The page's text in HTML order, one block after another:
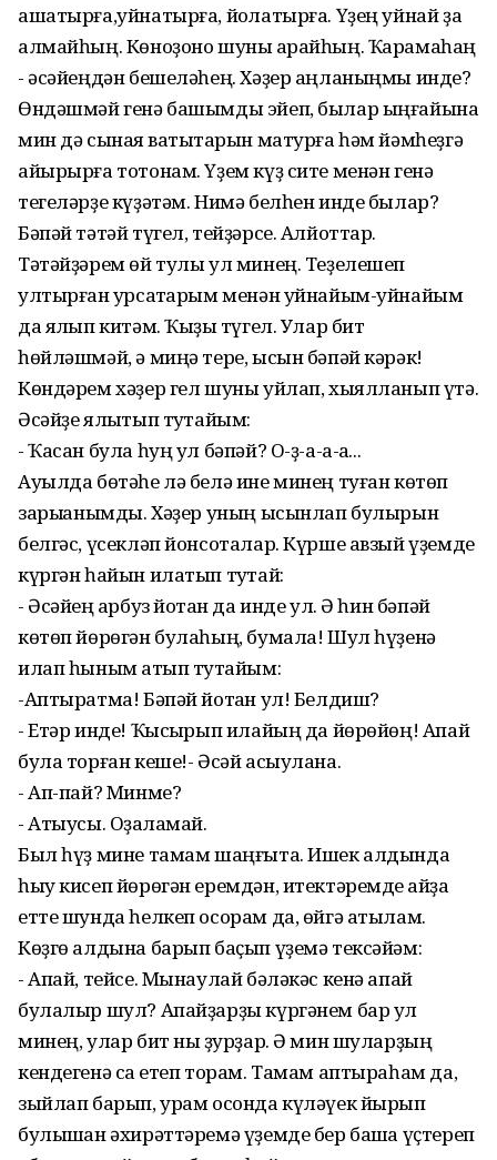
ашатырға,уйнатырға, йоҡлатырға. Үҙең уйнай ҙа
алмайһың. Көноҙоно шуны ҡарайһың. Ҡарамаһаң
- әсәйеңдән бешеләһең. Хәҙер аңланыңмы инде?
Өндәшмәй генә башымды эйеп, былар ыңғайына
мин дә сынаяҡ ватыҡтарын матурға һәм йәмһеҙгә
айырырға тотонам. Үҙем күҙ сите менән генә
тегеләрҙе күҙәтәм. Нимә белһен инде былар?
Бәпәй тәтәй түгел, тейҙәрсе. Алйоттар.
Тәтәйҙәрем өй тулы ул минең. Теҙелешеп
ултырған ҡурсаҡтарым менән уйнайым-уйнайым
да ялҡып китәм. Ҡыҙыҡ түгел. Улар бит
һөйләшмәй, ә миңә тере, ысын бәпәй кәрәк!
Көндәрем хәҙер гел шуны уйлап, хыялланып үтә.
Әсәйҙе ялҡытып туҡтайым:
- Ҡасан була һуң ул бәпәй? О-ҙ-а-а-аҡ...
Ауылда бөтәһе лә белә ине минең туған көтөп
зарыҡҡанымды. Хәҙер уның ысынлап булырын
белгәс, үсекләп йонсоталар. Күрше авзый үҙемде
күргән һайын илатып туҡтай:
- Әсәйең ҡарбуз йотҡан да инде ул. Ә һин бәпәй
көтөп йөрөгән булаһың, бумала! Шул һүҙенә
илап һыным ҡатып туҡтайым:
-Аптыратма! Бәпәй йотҡан ул! Белдиш?
- Етәр инде! Ҡысҡырып илайың да йөрөйөң! Апай
була торған кеше!- Әсәй асыулана.
- Ап-пай? Минме?
- Атыусы. Оҙаҡламай.
Был һүҙ мине тамам шаңғыта. Ишек алдында
һыу кисеп йөрөгән еремдән, итектәремде ҡайҙа
етте шунда һелкеп осорам да, өйгә атылам.
Көҙгө алдына барып баҫып үҙемә тексәйәм:
- Апай, тейсе. Мынаулай бәләкәс кенә апай
булалыр шул? Апайҙарҙы күргәнем бар ул
минең, улар бит ныҡ ҙурҙар. Ә мин шуларҙың
кендегенә саҡ етеп торам. Тамам аптыраһам да,
зыйлап барып, урам осонда күләүек йырып
булышҡан әхирәттәремә үҙемде бер башҡа үҫтереп